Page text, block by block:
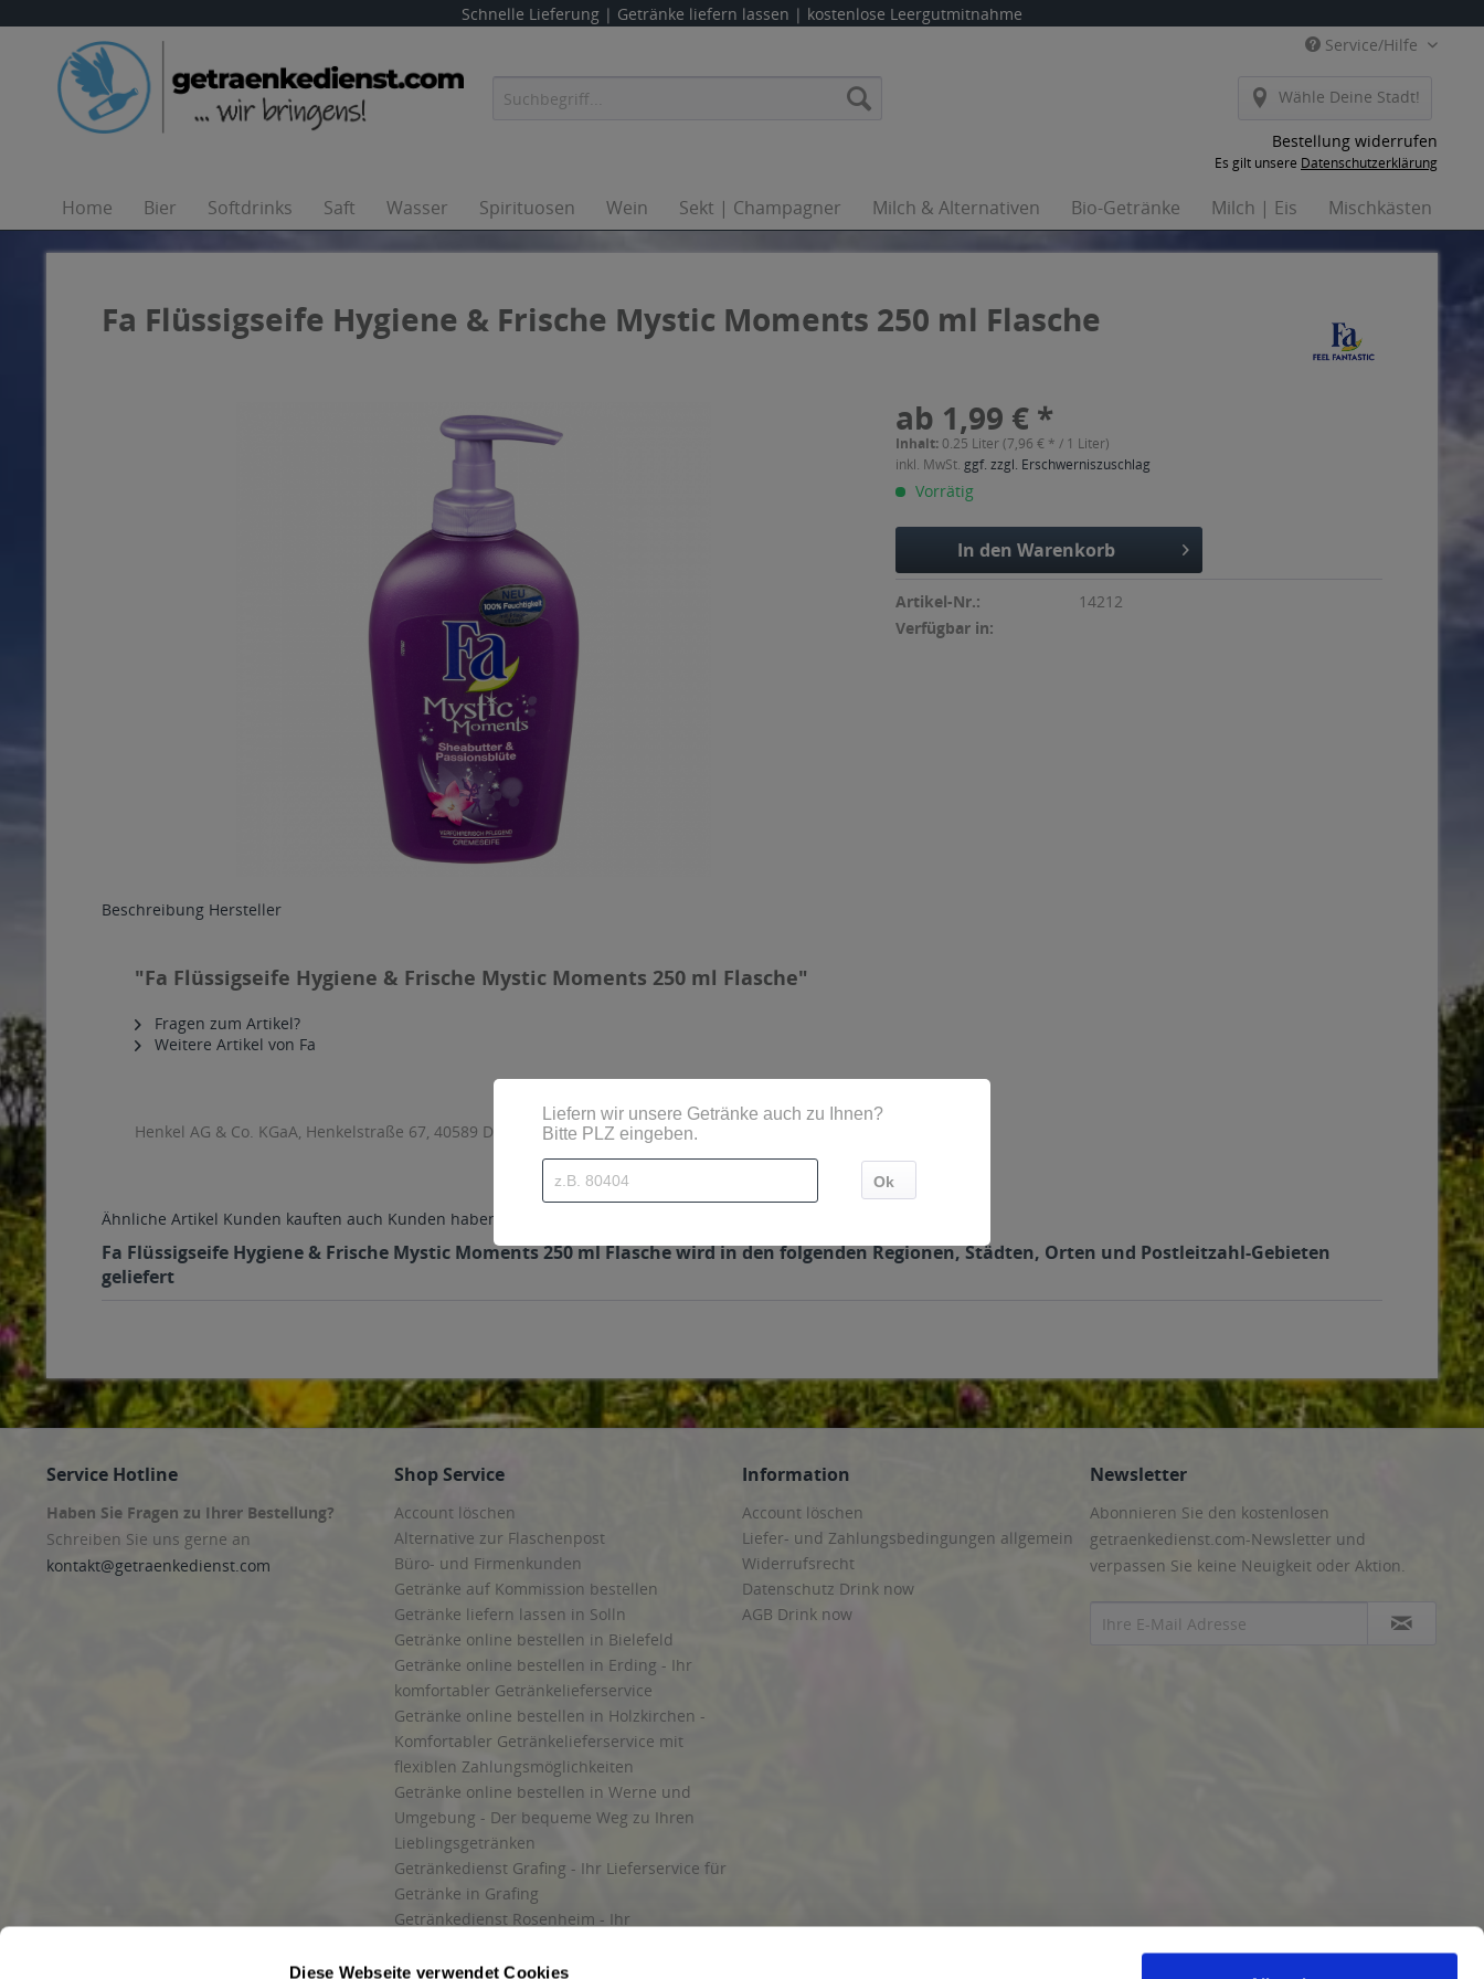
Diese Webseite verwendet Cookies
Schnelle Lieferung | Getränke liefern lassen | kostenlose Leergutmitnahme
Service/Hilfe
Wähle Deine Stadt!
Bestellung widerrufen
Es gilt unsere Datenschutzerklärung
Home Bier Softdrinks Saft Wasser Spirituosen Wein Sekt | Champagner Milch & Alternativen Bio-Getränke Milch | Eis Mischkästen
Fa Flüssigseife Hygiene & Frische Mystic Moments 250 ml Flasche
ab 1,99 € *
Inhalt: 0.25 Liter (7,96 € * / 1 Liter)
inkl. MwSt. ggf. zzgl. Erschwerniszuschlag
Vorrätig
In den Warenkorb
Artikel-Nr.:
14212
Verfügbar in:
Beschreibung Hersteller
"Fa Flüssigseife Hygiene & Frische Mystic Moments 250 ml Flasche"
Fragen zum Artikel?
Weitere Artikel von Fa
Henkel AG & Co. KGaA, Henkelstraße 67, 40589 Düsseldorf
Ähnliche Artikel Kunden kauften auch Kunden haben sich ebenfalls angesehen
Fa Flüssigseife Hygiene & Frische Mystic Moments 250 ml Flasche wird in den folgenden Regionen, Städten, Orten und Postleitzahl-Gebieten
geliefert
Service Hotline
Haben Sie Fragen zu Ihrer Bestellung?
Schreiben Sie uns gerne an
kontakt@getraenkedienst.com
Shop Service
Account löschen
Alternative zur Flaschenpost
Büro- und Firmenkunden
Getränke auf Kommission bestellen
Getränke liefern lassen in Solln
Getränke online bestellen in Bielefeld
Getränke online bestellen in Erding - Ihr
komfortabler Getränkelieferservice
Getränke online bestellen in Holzkirchen -
Komfortabler Getränkelieferservice mit
flexiblen Zahlungsmöglichkeiten
Getränke online bestellen in Werne und
Umgebung - Der bequeme Weg zu Ihren
Lieblingsgetränken
Getränkedienst Grafing - Ihr Lieferservice für
Getränke in Grafing
Getränkedienst Rosenheim - Ihr
und Umgebung
Information
Account löschen
Liefer- und Zahlungsbedingungen allgemein
Widerrufsrecht
Datenschutz Drink now
AGB Drink now
Newsletter
Abonnieren Sie den kostenlosen
getraenkedienst.com-Newsletter und
verpassen Sie keine Neuigkeit oder Aktion.